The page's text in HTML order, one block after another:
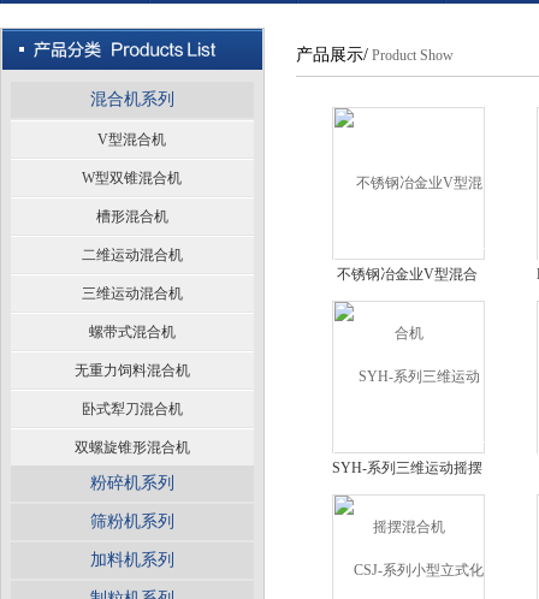
混合机系列
V型混合机
W型双锥混合机
槽形混合机
二维运动混合机
三维运动混合机
螺带式混合机
无重力饲料混合机
卧式犁刀混合机
双螺旋锥形混合机
粉碎机系列
筛粉机系列
加料机系列
产品展示/ Product Show
不锈钢冶金业V型混合
机
SYH-系列三维运动摇摆
混合机